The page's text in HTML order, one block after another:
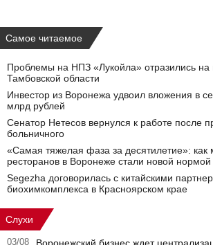
Самое читаемое
Проблемы на НПЗ «Лукойла» отразились на
Тамбовской области
Инвестор из Воронежа удвоил вложения в
млрд рублей
Сенатор Нетесов вернулся к работе после
больничного
«Самая тяжелая фаза за десятилетие»: как
ресторанов в Воронеже стали новой нормой
Segezha договорилась с китайскими
биохимкомплекса в Красноярском крае
Слухи
03/08